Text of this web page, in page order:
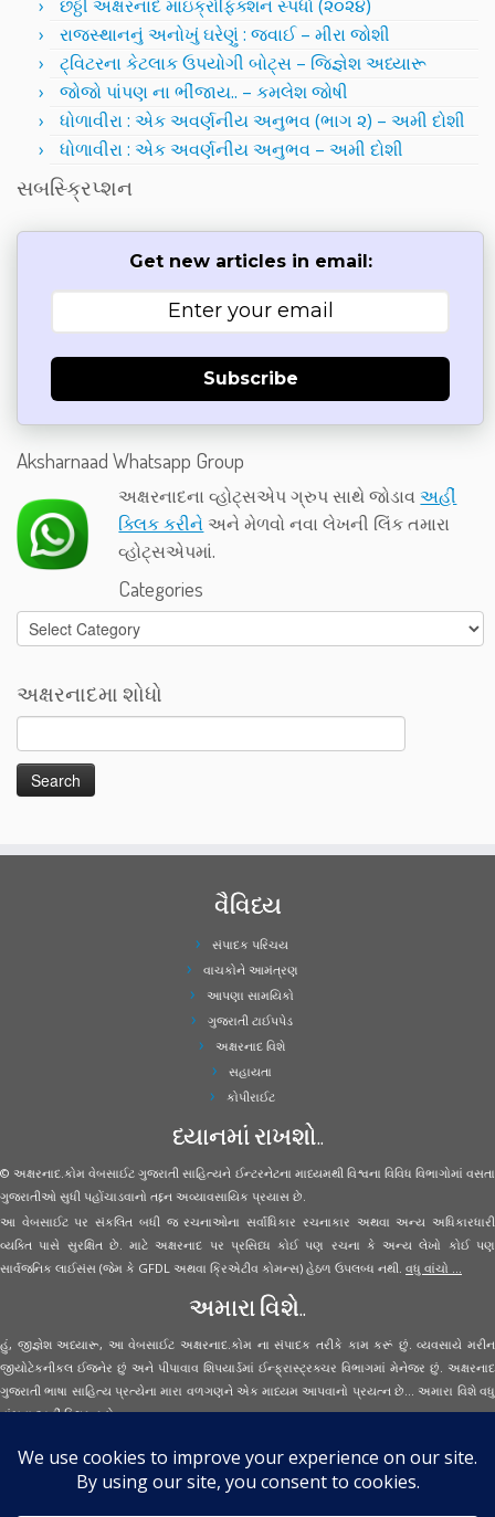
છઠ્ઠી અક્ષરનાદ માઇક્રોફિક્શન સ્પર્ધા (૨૦૨૪)
રાજસ્થાનનું અનોખું ઘરેણું : જવાઈ – મીરા જોશી
ટ્વિટરના કેટલાક ઉપયોગી બોટ્સ – જિજ્ઞેશ અધ્યારૂ
જોજો પાંપણ ના ભીંજાય.. – કમલેશ જોષી
ધોળાવીરા : એક અવર્ણનીય અનુભવ (ભાગ ૨) – અમી દોશી
ધોળાવીરા : એક અવર્ણનીય અનુભવ – અમી દોશી
સબસ્ક્રિપ્શન
Get new articles in email:
Subscribe
Aksharnaad Whatsapp Group
અક્ષરનાદના વ્હોટ્સએપ ગ્રુપ સાથે જોડાવઅહીં
ક્લિક કરીને અને મેળવો નવા લેખની લિંક તમારા
વ્હોટ્સએપમાં.
Categories
Categories
અક્ષરનાદમા શોધો
વૈવિધ્ય
સંપાદક પરિચય
વાચકોને આમંત્રણ
આપણા સામયિકો
ગુજરાતી ટાઈપપેડ
અક્ષરનાદ વિશે
સહાયતા
કોપીરાઈટ
ધ્યાનમાં રાખશો..
© અક્ષરનાદ.કોમ વેબસાઈટ ગુજરાતી સાહિત્યને ઈન્ટરનેટના માધ્યમથી વિશ્વના વિવિધ વિભાગોમાં વસતા
ગુજરાતીઓ સુધી પહોંચાડવાનો તદ્દન અવ્યાવસાયિક પ્રયાસ છે.
આ વેબસાઈટ પર સંકલિત બધી જ રચનાઓના સર્વાધિકાર રચનાકાર અથવા અન્ય અધિકારધારી
વ્યક્તિ પાસે સુરક્ષિત છે. માટે અક્ષરનાદ પર પ્રસિધ્ધ કોઈ પણ રચના કે અન્ય લેખો કોઈ પણ
સાર્વજનિક લાઈસંસ (જેમ કે GFDL અથવા ક્રિએટીવ કોમન્સ) હેઠળ ઉપલબ્ધ નથી. વધુ વાંચો ...
અમારા વિશે..
હું, જીજ્ઞેશ અધ્યારૂ, આ વેબસાઈટ અક્ષરનાદ.કોમ ના સંપાદક તરીકે કામ કરૂં છું. વ્યવસાયે મરીન
જીયોટેકનીકલ ઈજનેર છું અને પીપાવાવ શિપયાર્ડમાં ઈન્ફ્રાસ્ટ્રક્ચર વિભાગમાં મેનેજર છું. અક્ષરનાદ
ગુજરાતી ભાષા સાહિત્ય પ્રત્યેના મારા વળગણને એક માધ્યમ આપવાનો પ્રયત્ન છે... અમારા વિશે વધુ
વાંચવાઅહીં ક્લિક કરો...
Secured Site Assurance